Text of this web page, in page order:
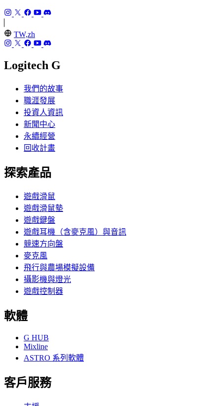
TW,zh
Logitech G
我們的故事
職涯發展
投資人資訊
新聞中心
永續經營
回收計畫
探索產品
遊戲滑鼠
遊戲滑鼠墊
遊戲鍵盤
遊戲耳機（含麥克風）與音訊
競速方向盤
麥克風
飛行與農場模擬設備
攝影機與燈光
遊戲控制器
軟體
G HUB
Mixline
ASTRO 系列軟體
客戶服務